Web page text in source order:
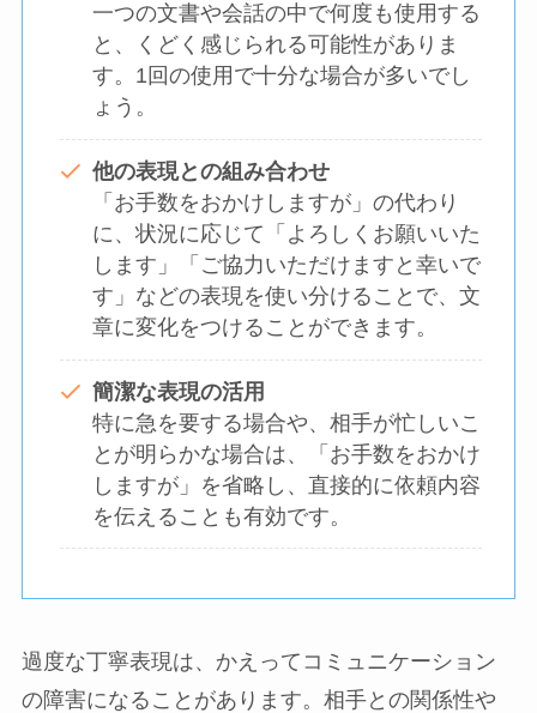
一つの文書や会話の中で何度も使用する
と、くどく感じられる可能性がありま
す。1回の使用で十分な場合が多いでし
ょう。
他の表現との組み合わせ
「お手数をおかけしますが」の代わり
に、状況に応じて「よろしくお願いいた
します」「ご協力いただけますと幸いで
す」などの表現を使い分けることで、文
章に変化をつけることができます。
簡潔な表現の活用
特に急を要する場合や、相手が忙しいこ
とが明らかな場合は、「お手数をおかけ
しますが」を省略し、直接的に依頼内容
を伝えることも有効です。
過度な丁寧表現は、かえってコミュニケーション
の障害になることがあります。相手との関係性や